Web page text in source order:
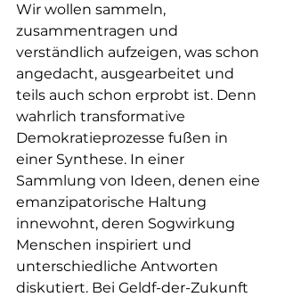
Wir wollen sammeln,
zusammentragen und
verständlich aufzeigen, was schon
angedacht, ausgearbeitet und
teils auch schon erprobt ist. Denn
wahrlich transformative
Demokratieprozesse fußen in
einer Synthese. In einer
Sammlung von Ideen, denen eine
emanzipatorische Haltung
innewohnt, deren Sogwirkung
Menschen inspiriert und
unterschiedliche Antworten
diskutiert. Bei Geldf-der-Zukunft